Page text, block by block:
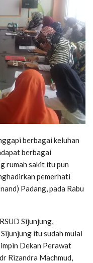
berbagai keluhan
berbagai
rumah sakit itu pun
pemerhati
Padang, pada Rabu
Sijunjung,
itu sudah mulai
Dekan Perawat
Rizandra Machmud,